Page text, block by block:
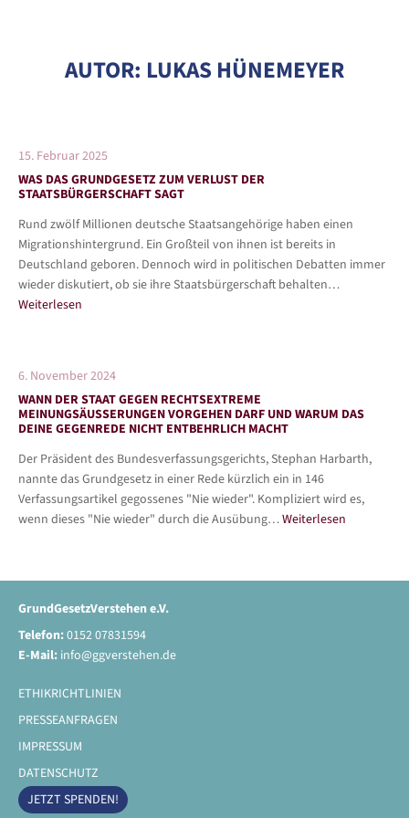
AUTOR: LUKAS HÜNEMEYER
15. Februar 2025
WAS DAS GRUNDGESETZ ZUM VERLUST DER
STAATSBÜRGERSCHAFT SAGT
Rund zwölf Millionen deutsche Staatsangehörige haben einen
Migrationshintergrund. Ein Großteil von ihnen ist bereits in
Deutschland geboren. Dennoch wird in politischen Debatten immer
wieder diskutiert, ob sie ihre Staatsbürgerschaft behalten…
Weiterlesen
6. November 2024
WANN DER STAAT GEGEN RECHTSEXTREME
MEINUNGSÄUSSERUNGEN VORGEHEN DARF UND WARUM DAS D
EINE GEGENREDE NICHT ENTBEHRLICH MACHT
Der Präsident des Bundesverfassungsgerichts, Stephan Harbarth,
nannte das Grundgesetz in einer Rede kürzlich ein in 146
Verfassungsartikel gegossenes "Nie wieder". Kompliziert wird es,
wenn dieses "Nie wieder" durch die Ausübung…Weiterlesen
GrundGesetzVerstehen e.V.
Telefon:0152 07831594
E-Mail: info@ggverstehen.de
ETHIKRICHTLINIEN
PRESSEANFRAGEN
IMPRESSUM
DATENSCHUTZ
JETZT SPENDEN!